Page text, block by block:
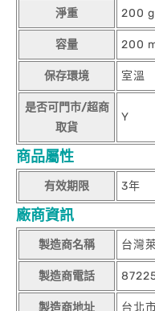
淨重 200 g
容量 200
保存環境 室溫
是否可門市/超商
取貨
Y
商品屬性
有效期限 3年
廠商資訊
製造商名稱 台灣
製造商電話
製造商地址 台北